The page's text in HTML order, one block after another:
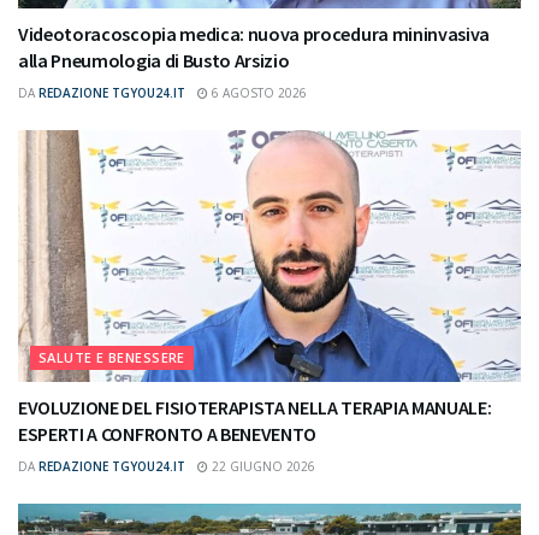
Videotoracoscopia medica: nuova procedura mininvasiva
alla Pneumologia di Busto Arsizio
DA REDAZIONE TGYOU24.IT 6 AGOSTO 2026
SALUTE E BENESSERE
EVOLUZIONE DEL FISIOTERAPISTA NELLA TERAPIA MANUALE:
ESPERTI A CONFRONTO A BENEVENTO
DA REDAZIONE TGYOU24.IT 22 GIUGNO 2026